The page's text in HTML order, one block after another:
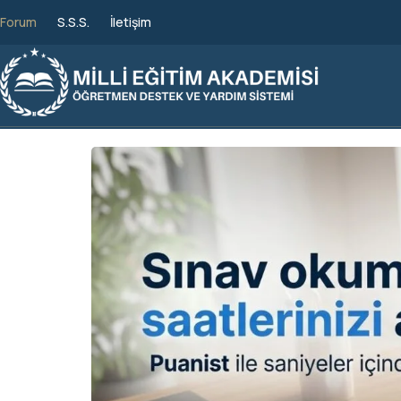
Forum S.S.S. İletişim